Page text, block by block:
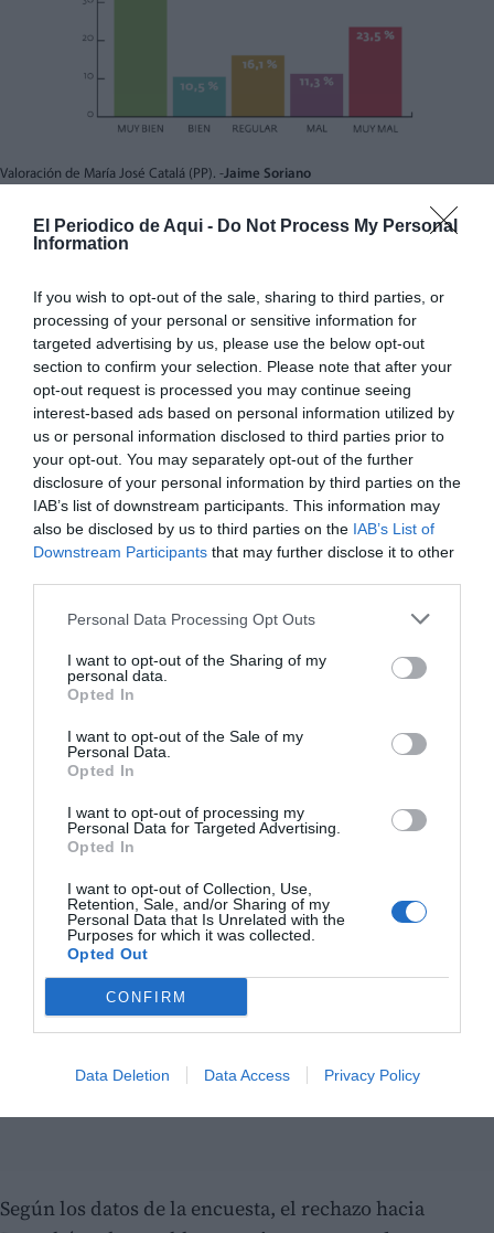
El Periodico de Aqui - Do Not Process My Personal
Information
If you wish to opt-out of the sale, sharing to third parties, or
processing of your personal or sensitive information for
targeted advertising by us, please use the below opt-out
section to confirm your selection. Please note that after your
opt-out request is processed you may continue seeing
interest-based ads based on personal information utilized by
us or personal information disclosed to third parties prior to
your opt-out. You may separately opt-out of the further
disclosure of your personal information by third parties on the
IAB’s list of downstream participants. This information may
also be disclosed by us to third parties on the IAB’s List of
Downstream Participants that may further disclose it to other
Personal Data Processing Opt Outs
I want to opt-out of the Sharing of my
personal data.
Opted In
I want to opt-out of the Sale of my
Personal Data.
Opted In
I want to opt-out of processing my
Personal Data for Targeted Advertising.
Opted In
I want to opt-out of Collection, Use,
Retention, Sale, and/or Sharing of my
Personal Data that Is Unrelated with the
Purposes for which it was collected.
Opted Out
CONFIRM
Data Deletion Data Access Privacy Policy
Valoración de María José Catalá (PP). -Jaime Soriano
2. Pilar Bernabé (PSPV-PSOE)
La dirigente socialista Pilar Bernabé se sitúa en una
posición más complicada. La actual delegada del
Gobierno obtiene un33,5% de valoraciones positivas
con un 24,1% de “muy buena” y un 9,4% de “buena”.
Sin embargo, las opiniones negativas ascienden al
50,9%, repartidas entre el 29% de “muy mala” y el
21,9% de “mala”. Además, un 15,6% de los encuestados
la califica como “regular”.
Según los datos de la encuesta, el rechazo hacia